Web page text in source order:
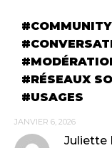
RÉSEAUX
USAGES
JANVIER 6, 2026
Juliette